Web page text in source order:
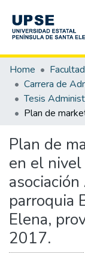
Communities &
All of DSpace
Statistics
Home
Plan de
en el
parroquia
Elena,
2017.